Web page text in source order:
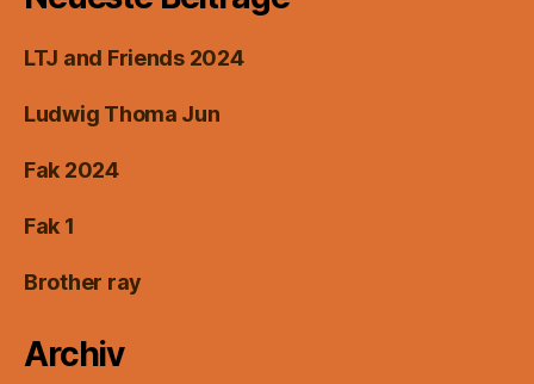
LTJ and Friends 2024
Ludwig Thoma Jun
Fak 2024
Fak 1
Brother ray
Archiv